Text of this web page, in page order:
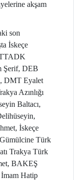
akşam
son
İskeçe
Şerif, DEB
DMT Eyalet
Azınlığı
Baltacı,
İskeçe
Türk
Trakya Türk
BAKEŞ
İmam Hatip